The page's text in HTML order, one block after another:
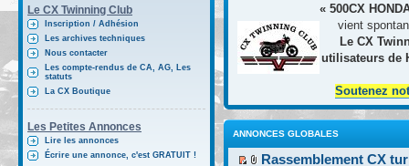
Le CX Twinning Club
Inscription / Adhésion
Les archives techniques
Nous contacter
Les compte-rendus de CA, AG, Les
statuts
La CX Boutique
Les Petites Annonces
Lire les annonces
Écrire une annonce, c'est GRATUIT !
« 500CX
vient
Le CX
utilisateurs de
Soutenez
ANNONCES GLOBALES
Rassemblement CX